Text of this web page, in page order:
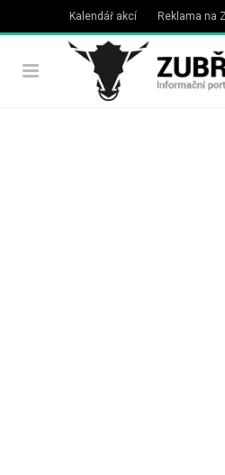
Kalendář akcí Reklama na